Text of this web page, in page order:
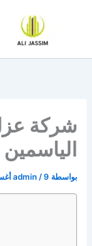
شركة
الياسمين
بواسطة admin /9 أغسطس، 2023